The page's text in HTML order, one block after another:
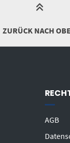
ZURÜCK NACH
AGB